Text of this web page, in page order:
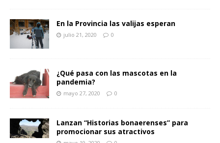
En la Provincia las valijas esperan
julio 21, 2020 0
¿Qué pasa con las mascotas en la
pandemia?
mayo 27, 2020 0
Lanzan “Historias bonaerenses” para
promocionar sus atractivos